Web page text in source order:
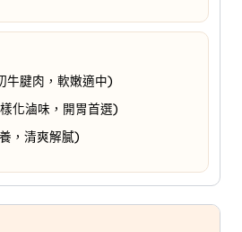
牛腱肉，軟嫩適中)
化滷味，開胃首選)
，清爽解膩)